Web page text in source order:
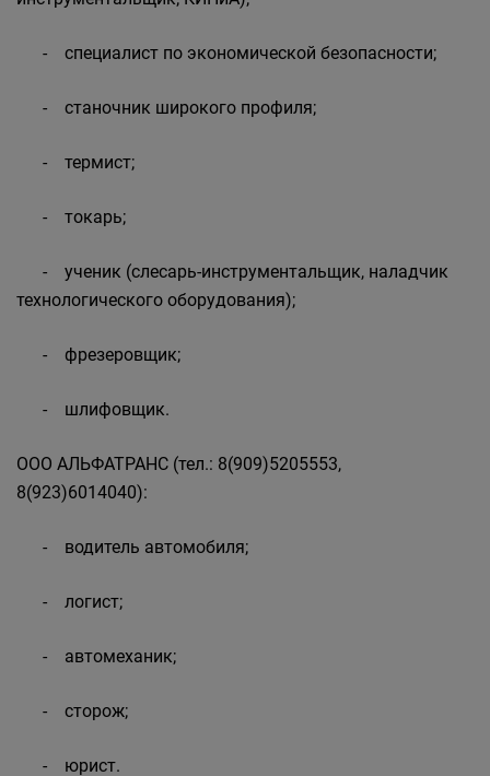
- специалист по экономической безопасности;
- станочник широкого профиля;
- термист;
- токарь;
- ученик (слесарь-инструментальщик, наладчик
технологического оборудования);
- фрезеровщик;
- шлифовщик.
ООО АЛЬФАТРАНС (тел.: 8(909)5205553,
8(923)6014040):
- водитель автомобиля;
- логист;
- автомеханик;
- сторож;
- юрист.